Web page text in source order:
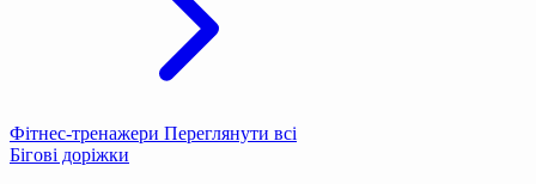
Фітнес-тренажери Переглянути всі
Бігові доріжки